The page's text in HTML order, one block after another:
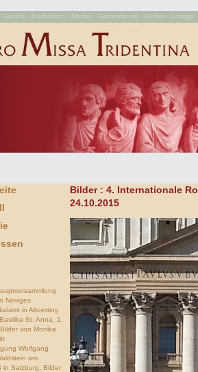
Glaube · Katholisch · Messe · Gottesdienst · Gebet ·
Neviges
in Altoetting
St. Anna, 1.
von Monika
Wolfgang
am
in Salzburg, Bilder
Bilder : 4. Internationale
24.10.2015